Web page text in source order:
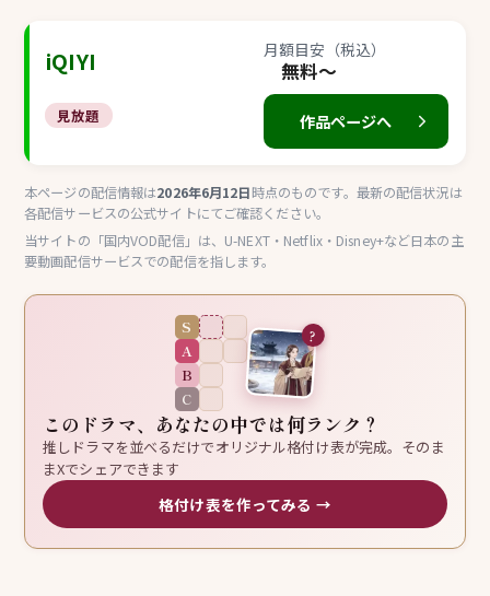
iQIYI
見放題
月額目安（税込）
無料〜
作品ページへ
本ページの配信情報は2026年6月12日時点のものです。最新の配信状況は
各配信サービスの公式サイトにてご確認ください。
当サイトの「国内VOD配信」は、U-NEXT・Netflix・Disney+など日本の主
要動画配信サービスでの配信を指します。
S
A
B
C
?
このドラマ、あなたの中では何ランク？
推しドラマを並べるだけでオリジナル格付け表が完成。そのま
まXでシェアできます
格付け表を作ってみる →